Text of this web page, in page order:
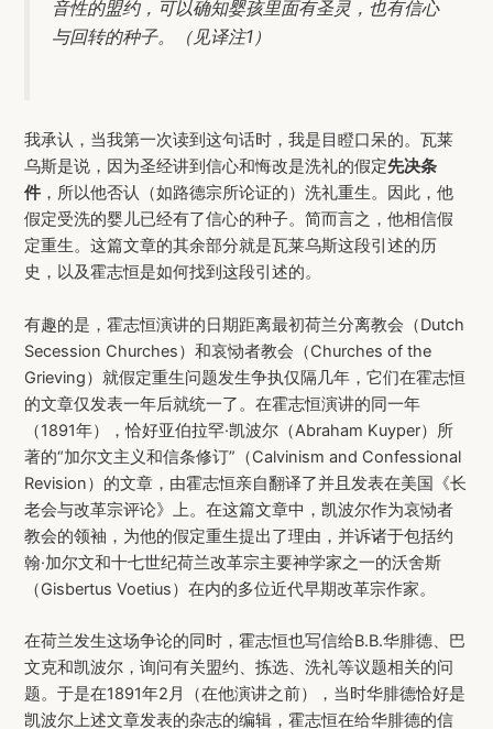
音性的盟约，可以确知婴孩里面有圣灵，也有信心
与回转的种子。（见译注1）
我承认，当我第一次读到这句话时，我是目瞪口呆的。瓦莱
乌斯是说，因为圣经讲到信心和悔改是洗礼的假定先决条
件 ，所以他否认（如路德宗所论证的）洗礼重生。因此，他
假定受洗的婴儿已经有了信心的种子。简而言之，他相信假
定重生。这篇文章的其余部分就是瓦莱乌斯这段引述的历
史，以及霍志恒是如何找到这段引述的。
有趣的是，霍志恒演讲的日期距离最初荷兰分离教会（Dutch
Secession Churches）和哀恸者教会（Churches of the
Grieving）就假定重生问题发生争执仅隔几年，它们在霍志恒
的文章仅发表一年后就统一了。在霍志恒演讲的同一年
（1891年），恰好亚伯拉罕·凯波尔（Abraham Kuyper）所
著的“加尔文主义和信条修订”（Calvinism and Confessional
Revision）的文章，由霍志恒亲自翻译了并且发表在美国《长
老会与改革宗评论》上。在这篇文章中，凯波尔作为哀恸者
教会的领袖，为他的假定重生提出了理由，并诉诸于包括约
翰·加尔文和十七世纪荷兰改革宗主要神学家之一的沃舍斯
（Gisbertus Voetius）在内的多位近代早期改革宗作家。
在荷兰发生这场争论的同时，霍志恒也写信给B.B.华腓德、巴
文克和凯波尔，询问有关盟约、拣选、洗礼等议题相关的问
题。于是在1891年2月（在他演讲之前），当时华腓德恰好是
凯波尔上述文章发表的杂志的编辑，霍志恒在给华腓德的信